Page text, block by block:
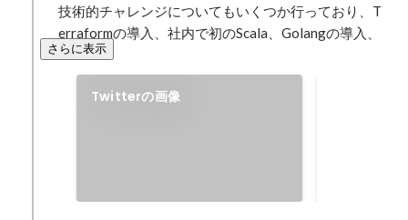
技術的チャレンジについてもいくつか行っており、T
erraformの導入、社内で初のScala、Golangの導入、
さらに表示
Twitterの画像